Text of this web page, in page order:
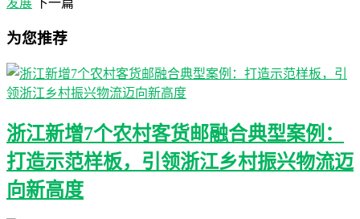
为您推荐
浙江新增7个农村客货邮融合典型案例：
打造示范样板，引领浙江乡村振兴物流迈
向新高度